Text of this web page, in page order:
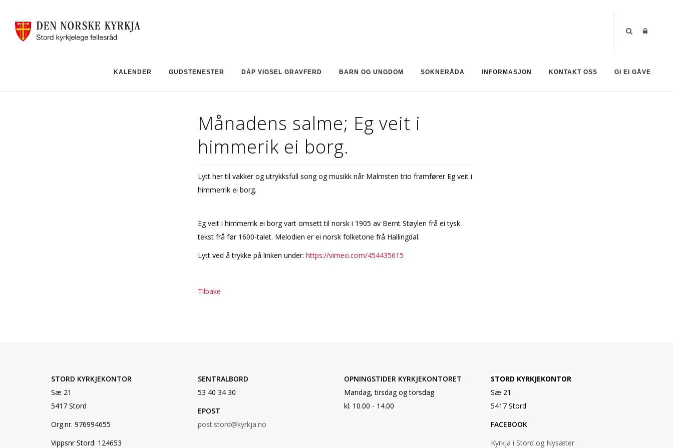
KALENDER GUDSTENESTER DÅP VIGSEL GRAVFERD BARN OG UNGDOM SOKNERÅDA INFORMASJON KONTAKT OSS GI EI GÅVE
Månadens salme; Eg veit i
himmerik ei borg.
Lytt her til vakker og utrykksfull song og musikk når Malmsten trio framfører Eg veit i
himmerrik ei borg.
Eg veit i himmerrik ei borg vart omsett til norsk i 1905 av Bernt Støylen frå ei tysk
tekst frå før 1600-talet. Melodien er ei norsk folketone frå Hallingdal.
Lytt ved å trykke på linken under: https://vimeo.com/454435615
Tilbake
STORD KYRKJEKONTOR
Sæ 21
5417 Stord
Org.nr. 976994655
Vippsnr Stord: 124653
SENTRALBORD
53 40 34 30
EPOST
post.stord@kyrkja.no
OPNINGSTIDER KYRKJEKONTORET
Mandag, tirsdag og torsdag
kl. 10.00 - 14.00
STORD KYRKJEKONTOR
Sæ 21
5417 Stord
FACEBOOK
Kyrkja i Stord og Nysæter